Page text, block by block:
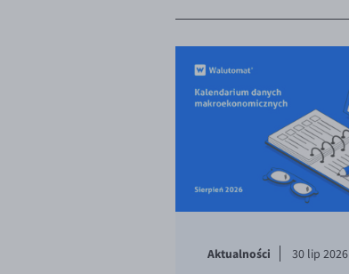
Aktualności 30 lip 2026